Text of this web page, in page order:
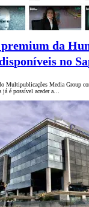
premium da
no
Multipublicações Media Group
já é possível aceder a…